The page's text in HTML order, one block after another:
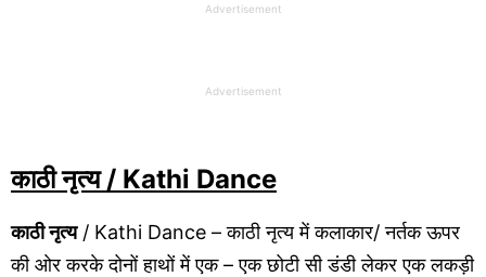
Advertisement
Advertisement
काठी नृत्य/ Kathi Dance
काठी नृत्य/ Kathi Dance – काठी नृत्य में कलाकार/ नर्तक ऊपर
की ओर करके दोनों हाथों में एक – एक छोटी सी डंडी लेकर एक लकड़ी